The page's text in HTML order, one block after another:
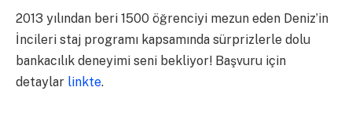
2013 yılından beri 1500 öğrenciyi mezun eden Deniz’in
İncileri staj programı kapsamında sürprizlerle dolu
bankacılık deneyimi seni bekliyor! Başvuru için
detaylar linkte.